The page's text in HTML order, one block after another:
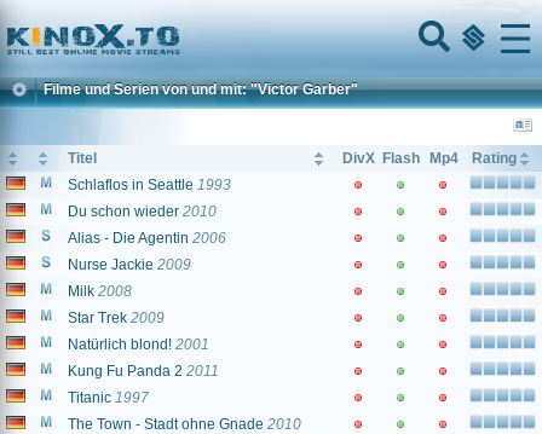
Home
Menu
Filme und Serien von und mit: "Victor Garber"
Titel DivX Flash Mp4
Rating
Schlaflos in Seattle 1993
Du schon wieder 2010
Alias - Die Agentin 2006
Nurse Jackie 2009
Milk 2008
Star Trek 2009
Natürlich blond! 2001
Kung Fu Panda 2 2011
Titanic 1997
The Town - Stadt ohne Gnade 2010